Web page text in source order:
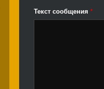
Текст сообщения *